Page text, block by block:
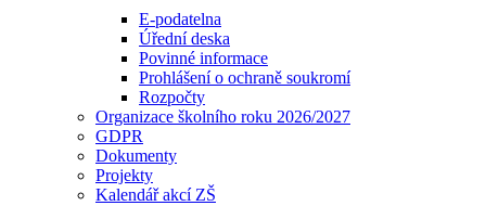
E-podatelna
Úřední deska
Povinné informace
Prohlášení o ochraně soukromí
Rozpočty
Organizace školního roku 2026/2027
GDPR
Dokumenty
Projekty
Kalendář akcí ZŠ